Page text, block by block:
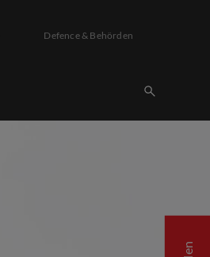
Defence & Behörden